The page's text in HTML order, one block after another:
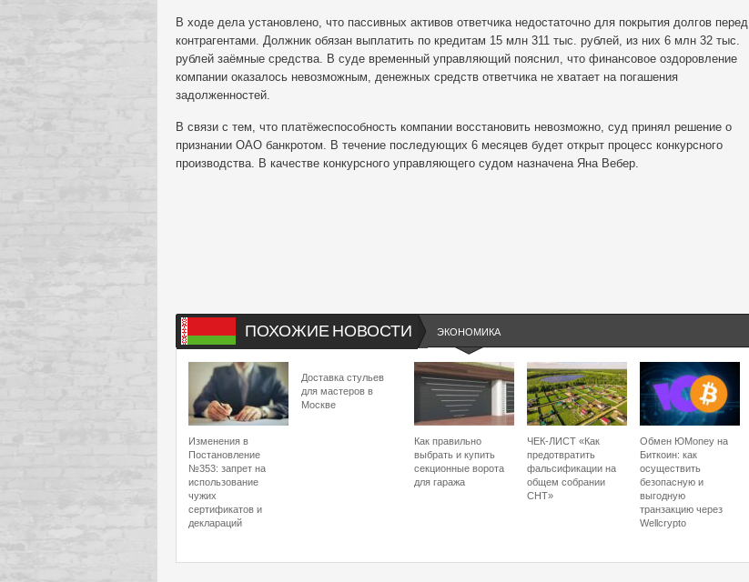
В ходе дела установлено, что пассивных активов ответчика недостаточно для покрытия долгов перед
контрагентами. Должник обязан выплатить по кредитам 15 млн 311 тыс. рублей, из них 6 млн 32 тыс.
рублей заёмные средства. В суде временный управляющий пояснил, что финансовое оздоровление
компании оказалось невозможным, денежных средств ответчика не хватает на погашения
задолженностей.
В связи с тем, что платёжеспособность компании восстановить невозможно, суд принял решение о
признании ОАО банкротом. В течение последующих 6 месяцев будет открыт процесс конкурсного
производства. В качестве конкурсного управляющего судом назначена Яна Вебер.
ПОХОЖИЕ НОВОСТИ ЭКОНОМИКА
Изменения в
Постановление
№353: запрет на
использование
чужих
сертификатов и
деклараций
Доставка стульев
для мастеров в
Москве
Как правильно
выбрать и купить
секционные ворота
для гаража
ЧЕК-ЛИСТ «Как
предотвратить
фальсификации на
общем собрании
СНТ»
Обмен ЮMoney на
Биткоин: как
осуществить
безопасную и
выгодную
транзакцию через
Wellcrypto